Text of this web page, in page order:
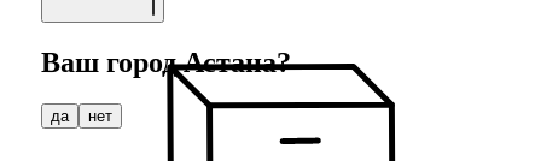
Ваш городАстана?
да нет